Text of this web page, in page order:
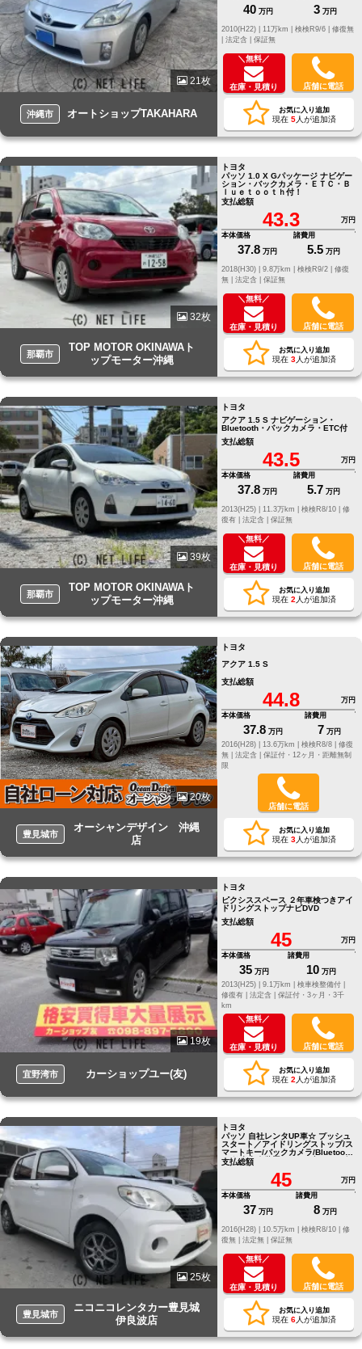
21枚
沖縄市 オートショップTAKAHARA
40 万円 3 万円
修復無
法定含 | 保証無
＼無料／
在庫・見積り 店舗に電話
お気に入り追加
現在 5人が追加済
32枚
那覇市
TOP MOTOR OKINAWAト
ップモーター沖縄
トヨタ
パッソ 1.0 X Gパッケージ ナビゲー
ション・バックカメラ・ＥＴＣ・Ｂ
ｌｕｅｔｏｏｔｈ付！
支払総額
43.3
万円
本体価格
37.8 万円
諸費用
5.5 万円
修復
無 | 法定含 | 保証無
＼無料／
在庫・見積り 店舗に電話
お気に入り追加
現在 3人が追加済
39枚
那覇市
TOP MOTOR OKINAWAト
ップモーター沖縄
トヨタ
アクア 1.5 S ナビゲーション・
Bluetooth・バックカメラ・ETC付
支払総額
43.5
万円
本体価格
37.8 万円
諸費用
5.7 万円
修
復有 | 法定含 | 保証無
＼無料／
在庫・見積り 店舗に電話
お気に入り追加
現在 2 人が追加済
20枚
豊見城市
オーシャンデザイン 沖縄
店
トヨタ
アクア 1.5 S
支払総額
44.8
万円
本体価格
37.8 万円
諸費用
7 万円
2016(H28) |
13.6万km | 検検R8/8 | 修復
無 | 法定含 | 保証付・12ヶ月・距離無制
限
店舗に電話
お気に入り追加
現在 3人が追加済
19枚
宜野湾市 カーショップユー(友)
トヨタ
ピクシススペース ２年車検つきアイ
ドリングストップナビDVD
支払総額
45
万円
本体価格
35 万円
諸費用
10 万円
2013(H25) |
9.1万km |
検車検整備付 |
修復有 | 法定含 | 保証付・3ヶ月・3千
km
＼無料／
在庫・見積り 店舗に電話
お気に入り追加
現在 2 人が追加済
25枚
豊見城市
ニコニコレンタカー豊見城
伊良波店
トヨタ
パッソ 自社レンタUP車☆ プッシュ
スタート／アイドリングストップ/ス
マートキー/バックカメラ/Bluetooth
可/衝突安全装置/ドライブレコーダ
ー
支払総額
45
万円
本体価格
37 万円
諸費用
8 万円
修
復無 | 法定無 | 保証無
＼無料／
在庫・見積り 店舗に電話
お気に入り追加
現在 6人が追加済